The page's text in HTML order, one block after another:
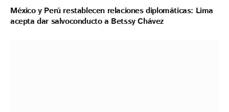
México y Perú restablecen relaciones diplomáticas: Lima
acepta dar salvoconducto a Betssy Chávez